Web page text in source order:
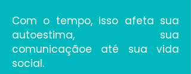
Com o tempo, isso afeta sua
autoestima, sua
comunicaçãoe até sua vida
social.